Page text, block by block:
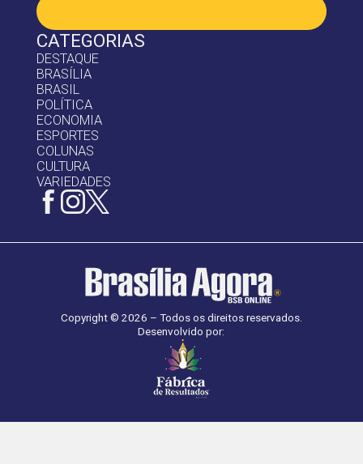
CATEGORIAS
DESTAQUE
BRASÍLIA
BRASIL
POLÍTICA
ECONOMIA
ESPORTES
COLUNAS
CULTURA
VARIEDADES
Copyright © 2026 – Todos os direitos reservados.
Desenvolvido por: